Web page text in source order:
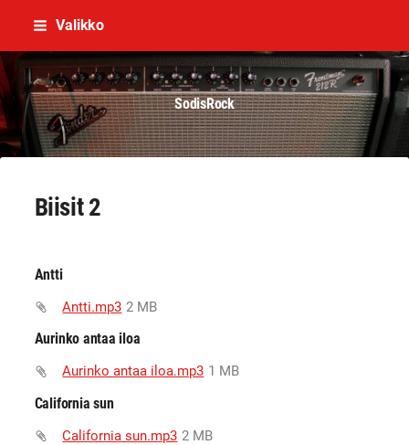
Siirry
sisältöön
Valikko
SodisRock
Biisit 2
Antti
Antti.mp3 2 MB
Aurinko antaa iloa
Aurinko antaa iloa.mp3 1 MB
California sun
California sun.mp3 2 MB